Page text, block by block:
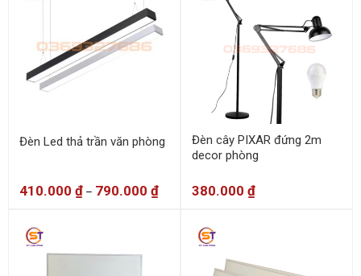
Đèn Led thả trần văn phòng
410.000 ₫– 790.000 ₫
Đèn cây PIXAR đứng 2m
decor phòng
380.000 ₫